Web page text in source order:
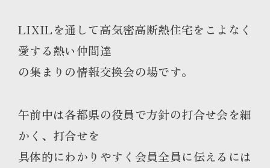
LIXILを通して高気密高断熱住宅をこよなく
愛する熱い仲間達
の集まりの情報交換会の場です。
午前中は各都県の役員で方針の打合せ会を細
かく、打合せを
具体的にわかりやすく会員全員に伝えるには